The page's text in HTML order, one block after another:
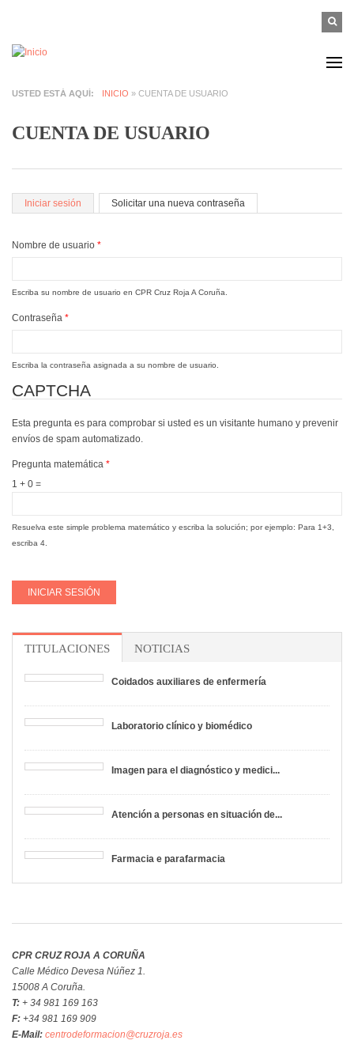
Buscar
USTED ESTÁ AQUÍ INICIO » CUENTA DE USUARIO
CUENTA DE USUARIO
SOLAPAS PRINCIPALES
Iniciar sesión (solapa activa)
Solicitar una nueva contraseña
Nombre de usuario *
Escriba su nombre de usuario en CPR Cruz Roja A Coruña.
Contraseña *
Escriba la contraseña asignada a su nombre de usuario.
CAPTCHA
Esta pregunta es para comprobar si usted es un visitante humano y prevenir
envíos de spam automatizado.
Pregunta matemática *
1 + 0 =
Resuelva este simple problema matemático y escriba la solución; por ejemplo: Para 1+3,
escriba 4.
TITULACIONES NOTICIAS
Coidados auxiliares de enfermería
Laboratorio clínico y biomédico
Imagen para el diagnóstico y medici...
Atención a personas en situación de...
Farmacia e parafarmacia
CPR CRUZ ROJA A CORUÑA
Calle Médico Devesa Núñez 1.
15008 A Coruña.
T: + 34 981 169 163
F: +34 981 169 909
E-Mail: centrodeformacion@cruzroja.es